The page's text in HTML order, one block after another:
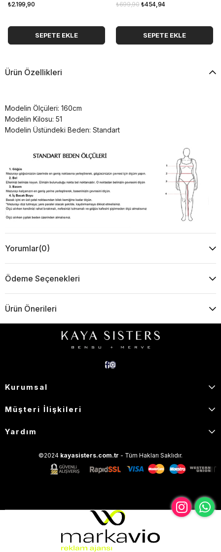
₺2.199,90
SEPETE EKLE
₺454,94
₺699,90
SEPETE EKLE
Ürün Özellikleri
Modelin Ölçüleri: 160cm
Modelin Kilosu: 51
Modelin Üstündeki Beden: Standart
Yorumlar(0)
Ödeme Seçenekleri
Ürün Önerileri
Kurumsal
Müşteri İlişkileri
Yardım
©2024 kayasisters.com.tr - Tüm Hakları Saklıdır.